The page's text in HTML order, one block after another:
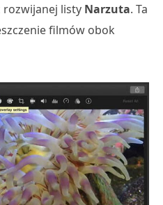
rozwijanej listy Narzuta. Ta
filmów obok